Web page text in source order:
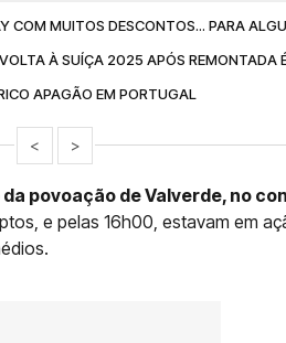
COM MUITOS DESCONTOS... PARA
À SUÍÇA 2025 APÓS REMONTADA
APAGÃO EM PORTUGAL
< >
povoação de Valverde, no
e pelas 16h00, estavam em